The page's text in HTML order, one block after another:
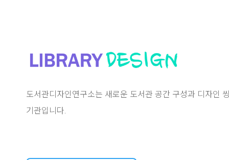
도서관디자인연구소는 새로운 도서관 공간 구성과 디자인
기관입니다.